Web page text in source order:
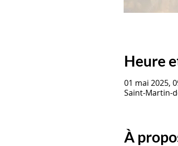
Heure
01 mai 2025,
Saint-Martin-
À